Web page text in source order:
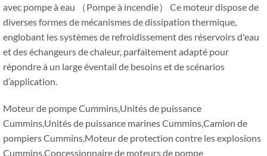
avec pompe à eau （Pompe à incendie） Ce moteur dispose de
diverses formes de mécanismes de dissipation thermique,
englobant les systèmes de refroidissement des réservoirs d'eau
et des échangeurs de chaleur, parfaitement adapté pour
répondre à un large éventail de besoins et de scénarios
d’application.
Moteur de pompe Cummins,Unités de puissance
Cummins,Unités de puissance marines Cummins,Camion de
pompiers Cummins,Moteur de protection contre les explosions
Cummins,Concessionnaire de moteurs de pompe